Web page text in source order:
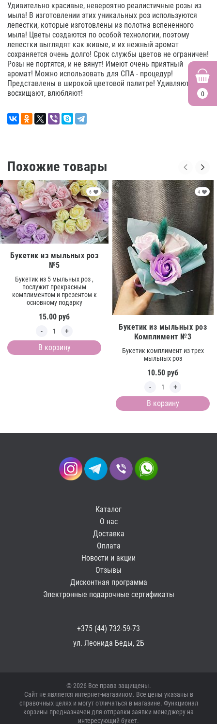
0
Удивительно красивые, невероятно реалистичные розы из
мыла! В изготовлении этих уникальных роз используются
лепестки, которые изготовлены из полотна вспененного
мыла! Цветы создаются по особой технологии, поэтому
лепестки выглядят как живые, и их нежный аромат
сохраняется очень долго! Срок службы цветов не ограничен!
Розы не портятся, и не вянут! Имеют очень приятный
аромат! Можно использовать для СПА - процедур!
Представлены в широкой цветовой палитре! Удивляют,
восхищают, влюбляют!
Похожие товары
6
Букетик из мыльных роз
№5
Букетик из 5 мыльных роз ,
послужит прекрасным
комплиментом и презентом к
основному подарку
15.00 руб
В корзину
4
Букетик из мыльных роз
Комплимент №3
Букетик комплимент из трех
мыльных роз
10.50 руб
В корзину
Каталог
О нас
Доставка
Оплата
Новости и акции
Отзывы
Дисконтная программа
Электронные подарочные сертификаты
+375 (44) 732-59-73
ул. Леонида Беды, 2Б
© 2026 Все права защищены.
Сайт не является интернет-магазином. Все цены указаны в
справочных целях и могут отличаться в магазине. Функционал
корзины предназначен для отправки заявки менеджеру на
интересующий букет.